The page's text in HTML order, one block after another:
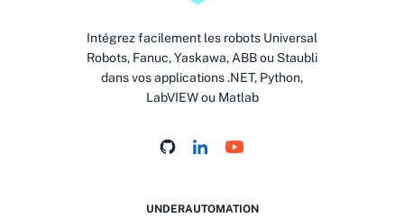
Intégrez facilement les robots Universal
Robots, Fanuc, Yaskawa, ABB ou Staubli
dans vos applications .NET, Python,
LabVIEW ou Matlab
UNDERAUTOMATION